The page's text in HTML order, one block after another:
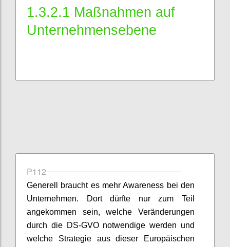
1.3.2.1 Maßnahmen auf
Unternehmensebene
P112
Generell braucht es mehr Awareness bei den
Unternehmen. Dort dürfte nur zum Teil
angekommen sein, welche Veränderungen
durch die DS-GVO notwendige werden und
welche Strategie aus dieser Europäischen